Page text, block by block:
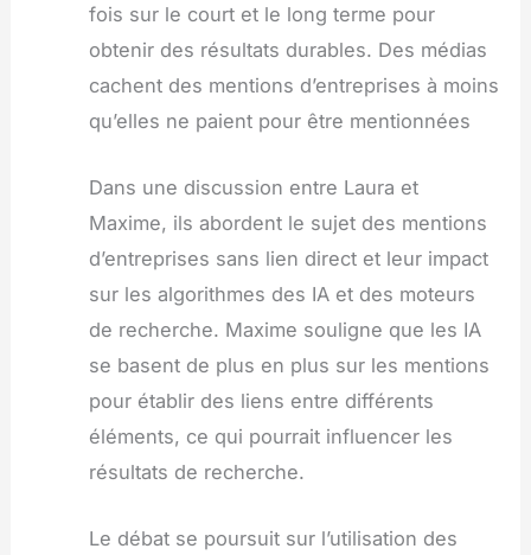
fois sur le court et le long terme pour
obtenir des résultats durables. Des médias
cachent des mentions d’entreprises à moins
qu’elles ne paient pour être mentionnées
Dans une discussion entre Laura et
Maxime, ils abordent le sujet des mentions
d’entreprises sans lien direct et leur impact
sur les algorithmes des IA et des moteurs
de recherche. Maxime souligne que les IA
se basent de plus en plus sur les mentions
pour établir des liens entre différents
éléments, ce qui pourrait influencer les
résultats de recherche.
Le débat se poursuit sur l’utilisation des